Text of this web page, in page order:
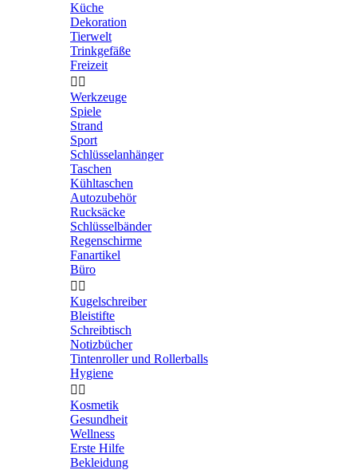
Küche
Dekoration
Tierwelt
Trinkgefäße
Freizeit
 
Werkzeuge
Spiele
Strand
Sport
Schlüsselanhänger
Taschen
Kühltaschen
Autozubehör
Rucksäcke
Schlüsselbänder
Regenschirme
Fanartikel
Büro
 
Kugelschreiber
Bleistifte
Schreibtisch
Notizbücher
Tintenroller und Rollerballs
Hygiene
 
Kosmetik
Gesundheit
Wellness
Erste Hilfe
Bekleidung